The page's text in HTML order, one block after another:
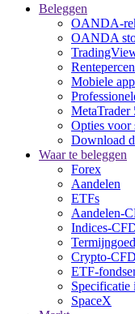
Beleggen
OANDA-
OANDA
Mobiele app
MetaTrader
Opties voor
Download
Waar te beleggen
Forex
Aandelen
ETFs
Aandelen-
Indices-
Crypto-CFD
ETF-
Specificatie
SpaceX